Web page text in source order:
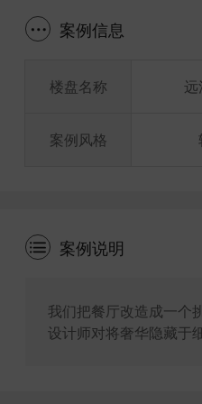
案例信息
楼盘名称
案例风格
远
案例说明
我们把餐厅改造成一个
设计师对将奢华隐藏于